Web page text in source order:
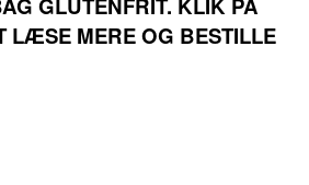
LÆSE MERE OG BESTILLE